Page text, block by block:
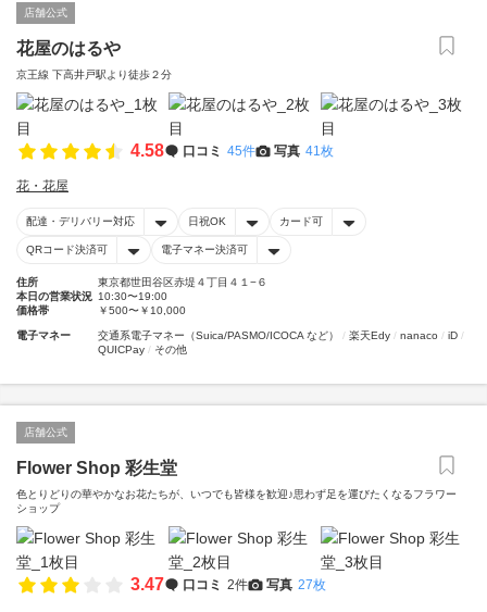
店舗公式
花屋のはるや
京王線 下高井戸駅より徒歩２分
4.58 口コミ 45件 写真 41枚
花・花屋
配達・デリバリー対応 日祝OK カード可
QRコード決済可 電子マネー決済可
住所
東京都世田谷区赤堤４丁目４１−６
本日の営業状況 10:30〜19:00
価格帯
￥500〜￥10,000
電子マネー 交通系電子マネー（Suica/PASMO/ICOCA など） 楽天Edy nanaco
iD
QUICPay
その他
店舗公式
Flower Shop 彩生堂
色とりどりの華やかなお花たちが、いつでも皆様を歓迎♪思わず足を運びたくなるフラワー
ショップ
3.47 口コミ 2件 写真 27枚